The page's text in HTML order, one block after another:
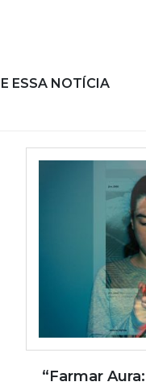
ESSA NOTÍCIA
“Farmar